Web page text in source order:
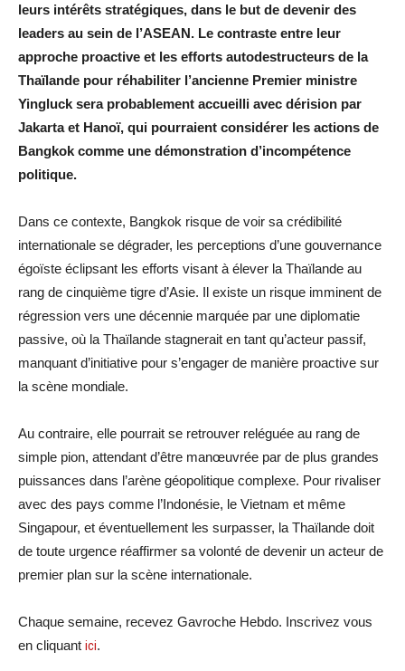
leurs intérêts stratégiques, dans le but de devenir des
leaders au sein de l’ASEAN. Le contraste entre leur
approche proactive et les efforts autodestructeurs de la
Thaïlande pour réhabiliter l’ancienne Premier ministre
Yingluck sera probablement accueilli avec dérision par
Jakarta et Hanoï, qui pourraient considérer les actions de
Bangkok comme une démonstration d’incompétence
politique.
Dans ce contexte, Bangkok risque de voir sa crédibilité
internationale se dégrader, les perceptions d’une gouvernance
égoïste éclipsant les efforts visant à élever la Thaïlande au
rang de cinquième tigre d’Asie. Il existe un risque imminent de
régression vers une décennie marquée par une diplomatie
passive, où la Thaïlande stagnerait en tant qu’acteur passif,
manquant d’initiative pour s’engager de manière proactive sur
la scène mondiale.
Au contraire, elle pourrait se retrouver reléguée au rang de
simple pion, attendant d’être manœuvrée par de plus grandes
puissances dans l’arène géopolitique complexe. Pour rivaliser
avec des pays comme l’Indonésie, le Vietnam et même
Singapour, et éventuellement les surpasser, la Thaïlande doit
de toute urgence réaffirmer sa volonté de devenir un acteur de
premier plan sur la scène internationale.
Chaque semaine, recevez Gavroche Hebdo. Inscrivez vous
en cliquant ici.